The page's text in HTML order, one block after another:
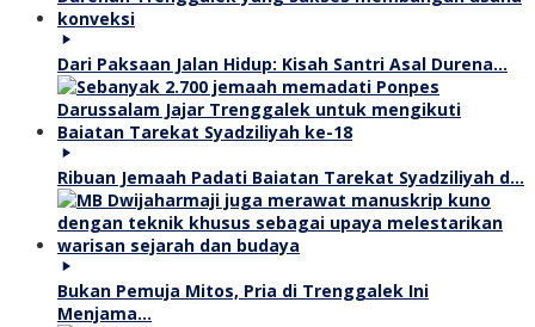
Dari Paksaan Jalan Hidup: Kisah Santri Asal Durena…
Ribuan Jemaah Padati Baiatan Tarekat Syadziliyah d…
Bukan Pemuja Mitos, Pria di Trenggalek Ini
Menjama…